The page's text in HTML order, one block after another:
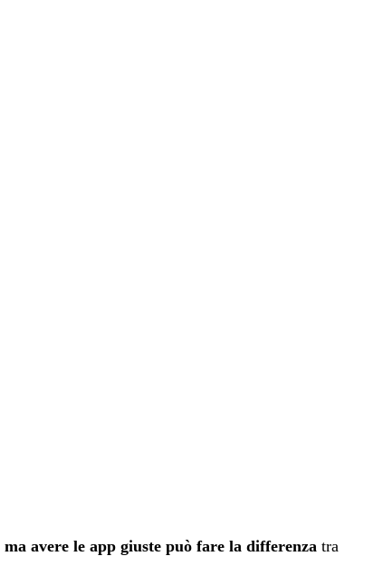
ma avere le app giuste può fare la differenza tra